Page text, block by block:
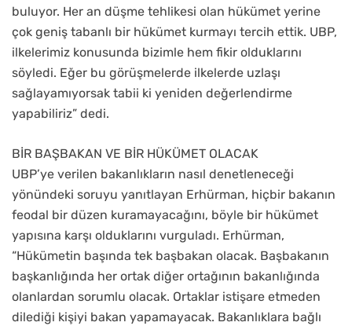
buluyor. Her an düşme tehlikesi olan hükümet yerine
çok geniş tabanlı bir hükümet kurmayı tercih ettik. UBP,
ilkelerimiz konusunda bizimle hem fikir olduklarını
söyledi. Eğer bu görüşmelerde ilkelerde uzlaşı
sağlayamıyorsak tabii ki yeniden değerlendirme
yapabiliriz” dedi.
BİR BAŞBAKAN VE BİR HÜKÜMET OLACAK
UBP’ye verilen bakanlıkların nasıl denetleneceği
yönündeki soruyu yanıtlayan Erhürman, hiçbir bakanın
feodal bir düzen kuramayacağını, böyle bir hükümet
yapısına karşı olduklarını vurguladı. Erhürman,
“Hükümetin başında tek başbakan olacak. Başbakanın
başkanlığında her ortak diğer ortağının bakanlığında
olanlardan sorumlu olacak. Ortaklar istişare etmeden
dilediği kişiyi bakan yapamayacak. Bakanlıklara bağlı